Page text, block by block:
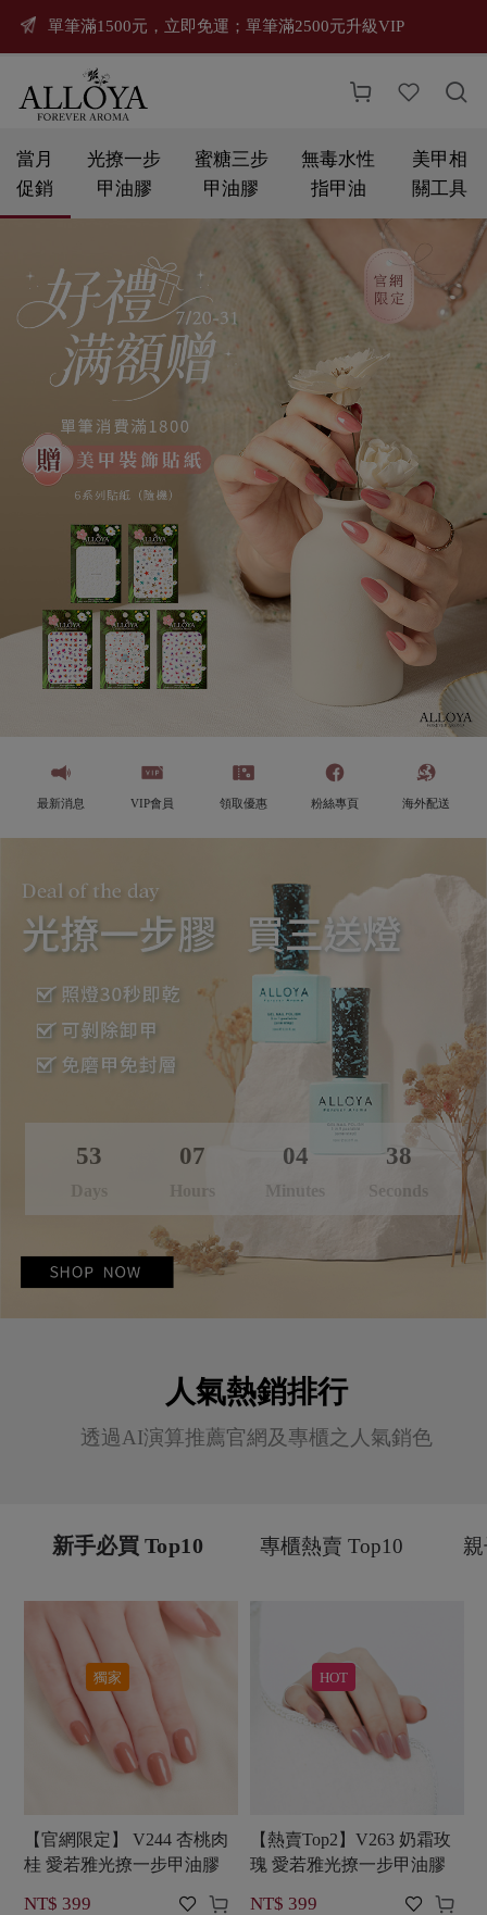
單筆滿1500元，立即免運；單筆滿2500元升級VIP
  
當月
促銷
光撩一步
甲油膠
蜜糖三步
甲油膠
無毒水性
指甲油
美甲相
關工具
最新消息 VIP會員 領取優惠 粉絲專頁 海外配送
53 07 04
Minutes
36
Seconds
人氣熱銷排行
透過AI演算推薦官網及專櫃之人氣銷色
新手必買 Top10 專櫃熱賣 Top10
獨家
【官網限定】 V244 杏桃肉
桂 愛若雅光撩一步甲油膠
NT$ 399  
HOT
【熱賣Top2】V263 奶霜玫
瑰 愛若雅光撩一步甲油膠
NT$ 399  